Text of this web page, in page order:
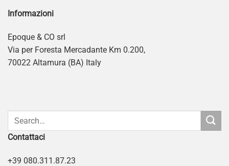
Informazioni
Epoque & CO srl
Via per Foresta Mercadante Km 0.200,
70022 Altamura (BA) Italy
Contattaci
+39 080.311.87.23